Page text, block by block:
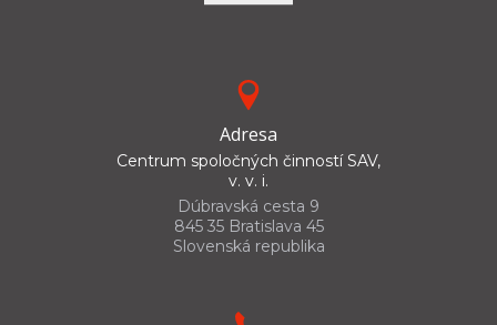
Adresa
Centrum spoločných činností SAV,
v. v. i.
Dúbravská cesta 9
845 35 Bratislava 45
Slovenská republika